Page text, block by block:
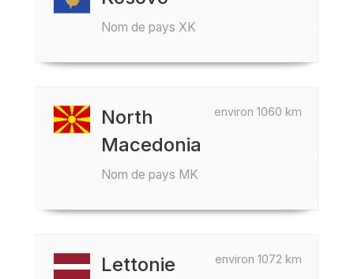
Nom de pays XK
environ 1060 km
North
Macedonia
Nom de pays MK
environ 1072 km
Lettonie